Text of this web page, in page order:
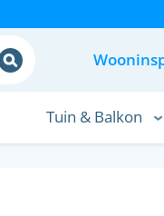
Tuin & Balkon